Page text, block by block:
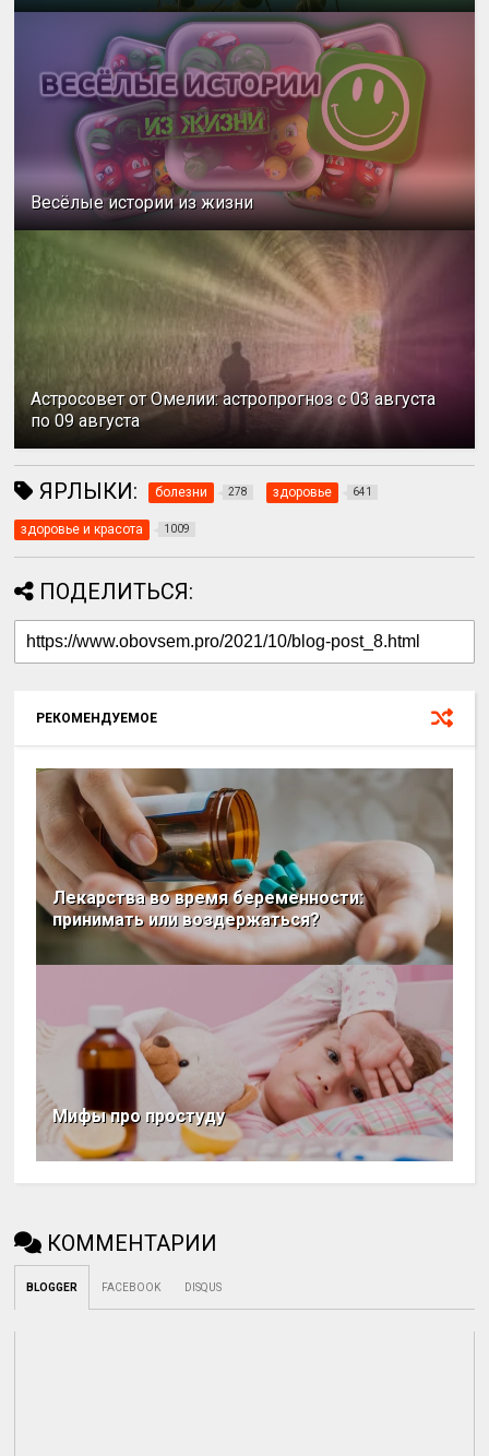
Весёлые истории из жизни
Астросовет от Омелии: астропрогноз с 03 августа
по 09 августа
ЯРЛЫКИ: болезни 278 здоровье 641
здоровье и красота 1009
ПОДЕЛИТЬСЯ:
РЕКОМЕНДУЕМОЕ
Лекарства во время беременности:
принимать или воздержаться?
Мифы про простуду
КОММЕНТАРИИ
BLOGGER FACEBOOK DISQUS